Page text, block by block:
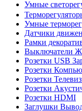
Умные
Умные
Датчики
Рамки
Выключатели
Розетки USB
Розетки
Розетки
Розетки
Розетки HDMI
Заглушки